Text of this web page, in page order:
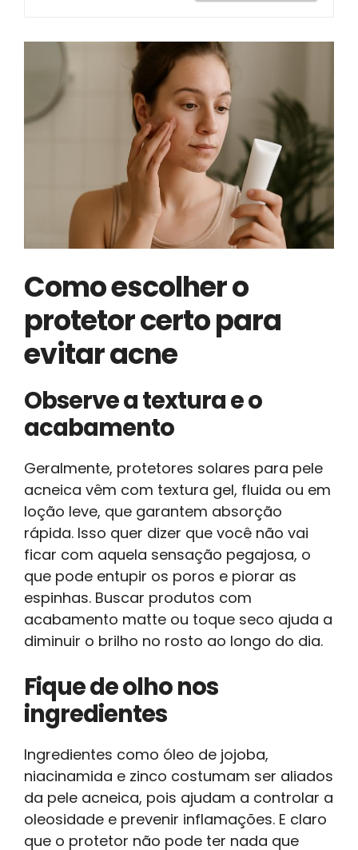
Como escolher o
protetor certo para
evitar acne
Observe a textura e o
acabamento
Geralmente, protetores solares para pele
acneica vêm com textura gel, fluida ou em
loção leve, que garantem absorção
rápida. Isso quer dizer que você não vai
ficar com aquela sensação pegajosa, o
que pode entupir os poros e piorar as
espinhas. Buscar produtos com
acabamento matte ou toque seco ajuda a
diminuir o brilho no rosto ao longo do dia.
Fique de olho nos
ingredientes
Ingredientes como óleo de jojoba,
niacinamida e zinco costumam ser aliados
da pele acneica, pois ajudam a controlar a
oleosidade e prevenir inflamações. E claro
que o protetor não pode ter nada que